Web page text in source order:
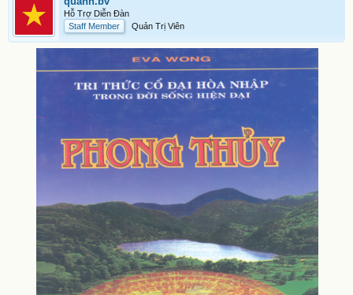
Hỗ Trợ Diễn Đàn
Staff Member
Quản Trị Viên